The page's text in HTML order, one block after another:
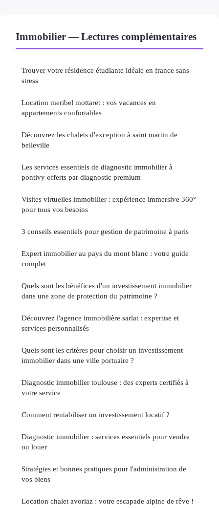
Immobilier — Lectures complémentaires
Trouver votre résidence étudiante idéale en france sans
stress
Location meribel mottaret : vos vacances en
appartements confortables
Découvrez les chalets d'exception à saint martin de
belleville
Les services essentiels de diagnostic immobilier à
pontivy offerts par diagnostic premium
Visites virtuelles immobilier : expérience immersive 360°
pour tous vos besoins
3 conseils essentiels pour gestion de patrimoine à paris
Expert immobilier au pays du mont blanc : votre guide
complet
Quels sont les bénéfices d'un investissement immobilier
dans une zone de protection du patrimoine ?
Découvrez l'agence immobilière sarlat : expertise et
services personnalisés
Quels sont les critères pour choisir un investissement
immobilier dans une ville portuaire ?
Diagnostic immobilier toulouse : des experts certifiés à
votre service
Comment rentabiliser un investissement locatif ?
Diagnostic immobilier : services essentiels pour vendre
ou louer
Stratégies et bonnes pratiques pour l'administration de
vos biens
Location chalet avoriaz : votre escapade alpine de rêve !